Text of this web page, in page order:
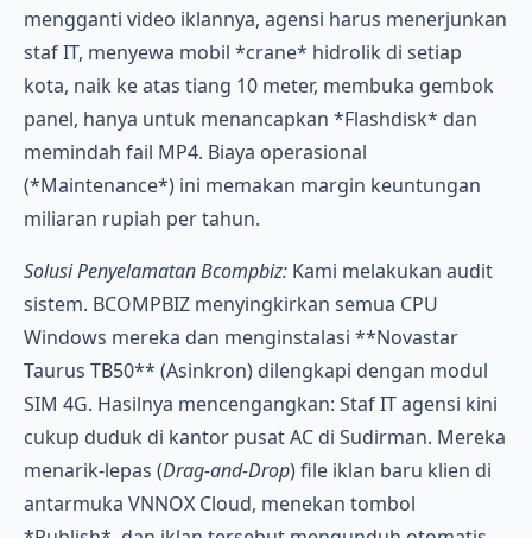
mengganti video iklannya, agensi harus menerjunkan
staf IT, menyewa mobil *crane* hidrolik di setiap
kota, naik ke atas tiang 10 meter, membuka gembok
panel, hanya untuk menancapkan *Flashdisk* dan
memindah fail MP4. Biaya operasional
(*Maintenance*) ini memakan margin keuntungan
miliaran rupiah per tahun.
Solusi Penyelamatan Bcompbiz: Kami melakukan audit
sistem. BCOMPBIZ menyingkirkan semua CPU
Windows mereka dan menginstalasi **Novastar
Taurus TB50** (Asinkron) dilengkapi dengan modul
SIM 4G. Hasilnya mencengangkan: Staf IT agensi kini
cukup duduk di kantor pusat AC di Sudirman. Mereka
menarik-lepas (Drag-and-Drop) file iklan baru klien di
antarmuka VNNOX Cloud, menekan tombol